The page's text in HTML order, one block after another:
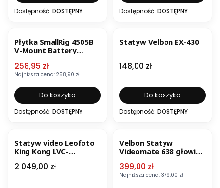
Dostępność: DOSTĘPNY Dostępność: DOSTĘPNY
Płytka SmallRig 4505B
V-Mount Battery
Cena promocyjna
258,95 zł
Najniższa cena: 258,90 zł
Do koszyka
Dostępność: DOSTĘPNY
Statyw Velbon EX-430
Cena
148,00 zł
Do koszyka
Dostępność: DOSTĘPNY
Statyw video Leofoto
King Kong LVC-
Cena
2 049,00 zł
Velbon Statyw
Videomate 638 głowica
Cena promocyjna
399,00 zł
Najniższa cena: 379,00 zł